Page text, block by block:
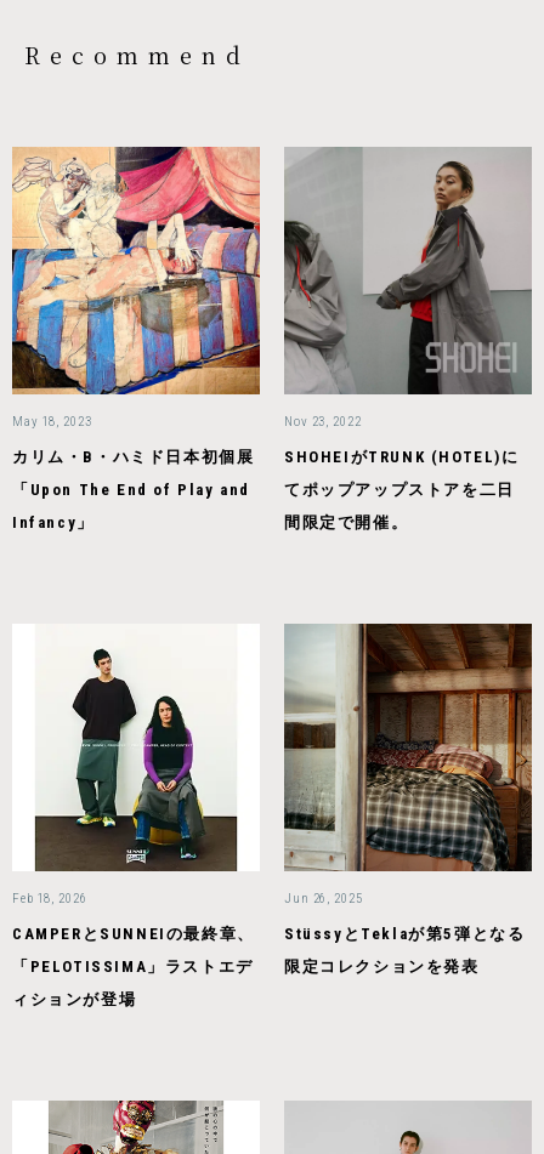
Recommend
May 18, 2023
カリム・B・ハミド日本初個展
「Upon The End of Play and
Infancy」
Nov 23, 2022
SHOHEIがTRUNK (HOTEL)に
てポップアップストアを二日
間限定で開催。
Feb 18, 2026
CAMPERとSUNNEIの最終章、
「PELOTISSIMA」ラストエデ
ィションが登場
Jun 26, 2025
StüssyとTeklaが第5弾となる
限定コレクションを発表